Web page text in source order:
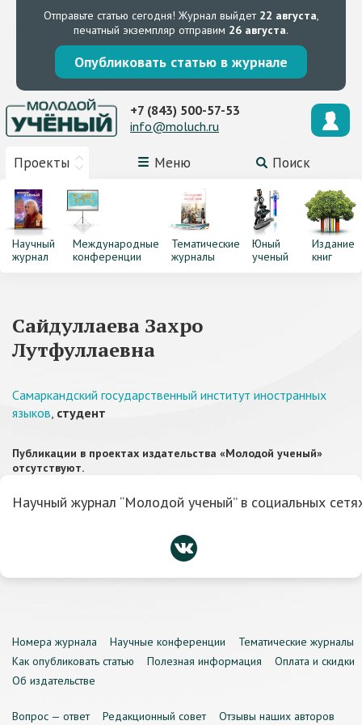
Отправьте статью сегодня! Журнал выйдет 22 августа,
печатный экземпляр отправим 26 августа.
Опубликовать статью в журнале
Проекты Меню Поиск
+7 (843) 500-57-53
info@moluch.ru
Научный
журнал
Международные
конференции
Тематические
журналы
Юный
ученый
Издание
книг
Сайдуллаева Захро
Лутфуллаевна
Самаркандский государственный институт иностранных
языков, студент
Публикации в проектах издательства «Молодой ученый»
отсутствуют.
Научный журнал “Молодой ученый” в социальных
Номера журнала Научные конференции
Тематические журналы
Как опубликовать статью
Полезная информация
Оплата и скидки
Об издательстве
Вопрос — ответ Редакционный совет Отзывы наших авторов